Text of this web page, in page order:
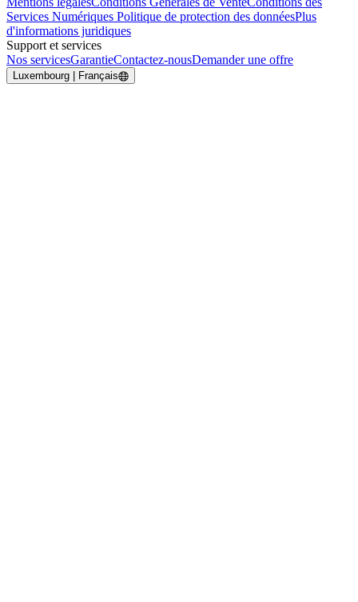
Services Numériques Politique de protection des donnéesPlus
d'informations juridiques
Support et services
Nos servicesGarantieContactez-nousDemander une offre
Luxembourg | Français